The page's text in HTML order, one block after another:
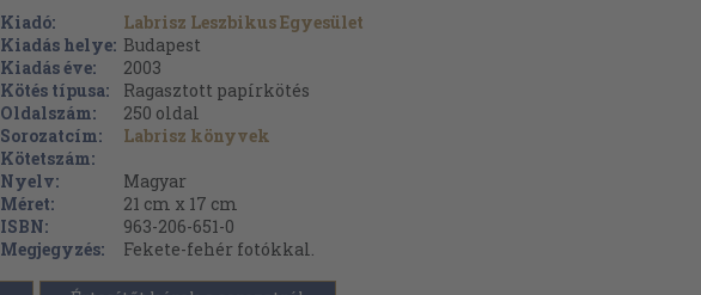
Kiadó:
Labrisz Leszbikus Egyesület
Kiadás helye: Budapest
Kiadás éve:
2003
Kötés típusa:
Ragasztott papírkötés
Oldalszám:
250 oldal
Sorozatcím:
Labrisz könyvek
Kötetszám:
Nyelv:
Magyar
Méret:
21 cm x 17 cm
ISBN:
963-206-651-0
Megjegyzés:
Fekete-fehér fotókkal.